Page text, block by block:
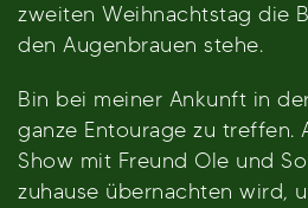
zweiten Weihnachtstag die
den Augenbrauen stehe.
Bin bei meiner Ankunft in
ganze Entourage zu treffen.
Show mit Freund Ole und
zuhause übernachten wird,